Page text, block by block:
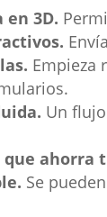
en 3D.
Empieza
Un
ahorra
Se